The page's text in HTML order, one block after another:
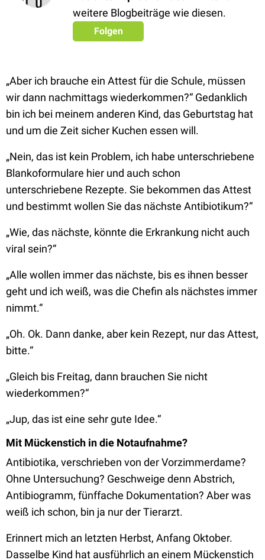
weitere Blogbeiträge wie diesen.
Folgen
„Aber ich brauche ein Attest für die Schule, müssen
wir dann nachmittags wiederkommen?“ Gedanklich
bin ich bei meinem anderen Kind, das Geburtstag hat
und um die Zeit sicher Kuchen essen will.
„Nein, das ist kein Problem, ich habe unterschriebene
Blankoformulare hier und auch schon
unterschriebene Rezepte. Sie bekommen das Attest
und bestimmt wollen Sie das nächste Antibiotikum?“
„Wie, das nächste, könnte die Erkrankung nicht auch
viral sein?“
„Alle wollen immer das nächste, bis es ihnen besser
geht und ich weiß, was die Chefin als nächstes immer
nimmt.“
„Oh. Ok. Dann danke, aber kein Rezept, nur das Attest,
bitte.“
„Gleich bis Freitag, dann brauchen Sie nicht
wiederkommen?“
„Jup, das ist eine sehr gute Idee.“
Mit Mückenstich in die Notaufnahme?
Antibiotika, verschrieben von der Vorzimmerdame?
Ohne Untersuchung? Geschweige denn Abstrich,
Antibiogramm, fünffache Dokumentation? Aber was
weiß ich schon, bin ja nur der Tierarzt.
Erinnert mich an letzten Herbst, Anfang Oktober.
Dasselbe Kind hat ausführlich an einem Mückenstich